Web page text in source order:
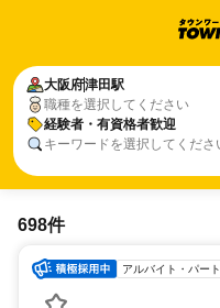
大阪府津田駅
職種を選択してください
経験者・有資格者歓迎
キーワードを選択してくださ
698件
アルバイト・パート